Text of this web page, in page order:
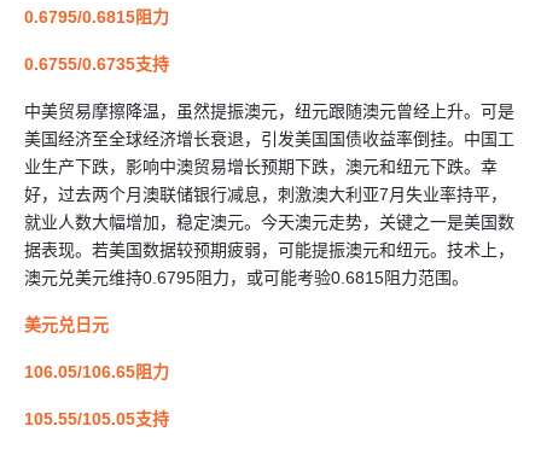
0.6795/0.6815阻力
0.6755/0.6735支持
中美贸易摩擦降温，虽然提振澳元，纽元跟随澳元曾经上升。可是
美国经济至全球经济增长衰退，引发美国国债收益率倒挂。中国工
业生产下跌，影响中澳贸易增长预期下跌，澳元和纽元下跌。幸
好，过去两个月澳联储银行减息，刺激澳大利亚7月失业率持平，
就业人数大幅增加，稳定澳元。今天澳元走势，关键之一是美国数
据表现。若美国数据较预期疲弱，可能提振澳元和纽元。技术上，
澳元兑美元维持0.6795阻力，或可能考验0.6815阻力范围。
美元兑日元
106.05/106.65阻力
105.55/105.05支持